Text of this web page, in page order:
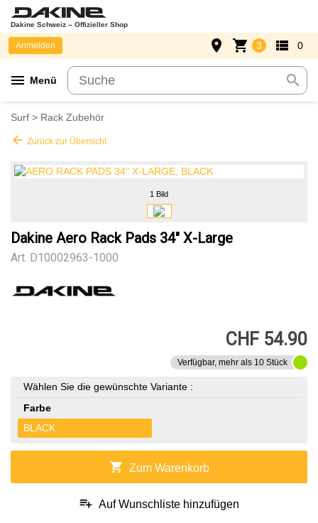
Dakine Schweiz – Offizieller Shop
menu Menü search
Anmelden place shopping_cart 3 view_list 0
Surf > Rack Zubehör
arrow_back Zurück zur Übersicht
1 Bild
Dakine Aero Rack Pads 34" X-Large
Art. D10002963-1000
CHF 54.90
Verfügbar, mehr als 10 Stück
Wählen Sie die gewünschte Variante :
Farbe
BLACK
shopping_cart Zum Warenkorb
playlist_add Auf Wunschliste hinzufügen